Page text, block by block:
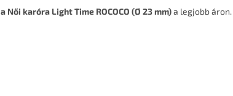
a Női karóra Light Time ROCOCO (Ø 23 mm)a legjobb áron.